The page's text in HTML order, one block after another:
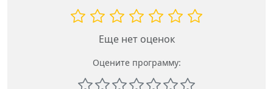
Еще нет оценок
Оцените программу: